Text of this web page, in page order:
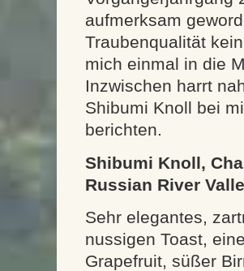
aufmerksam
Traubenqualität
mich einmal in die
Inzwischen harrt
Shibumi Knoll bei
berichten.
Shibumi Knoll,
Russian River
Sehr elegantes,
nussigen Toast,
Grapefruit, süßer